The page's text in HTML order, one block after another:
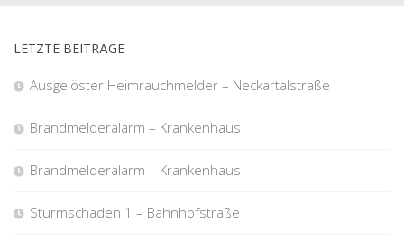
LETZTE BEITRÄGE
Ausgelöster Heimrauchmelder – Neckartalstraße
Brandmelderalarm – Krankenhaus
Brandmelderalarm – Krankenhaus
Sturmschaden 1 – Bahnhofstraße